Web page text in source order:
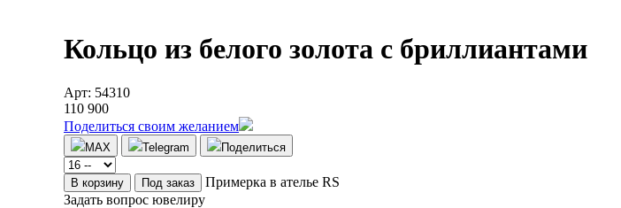
Кольцо из белого золота с бриллиантами
Арт: 54310
110 900
Поделиться своим желанием
MAX Telegram Поделиться
В корзину Под заказ
Примерка в ателье RS
Задать вопрос ювелиру